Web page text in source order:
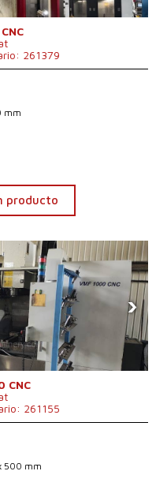
261379
mm
producto
›
CNC
261155
500 mm